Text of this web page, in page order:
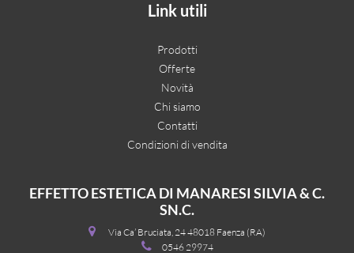
Link utili
Prodotti
Offerte
Novità
Chi siamo
Contatti
Condizioni di vendita
EFFETTO ESTETICA DI MANARESI SILVIA & C.
SN.C.
Via Ca’ Bruciata, 24 48018 Faenza (RA)
0546 29974